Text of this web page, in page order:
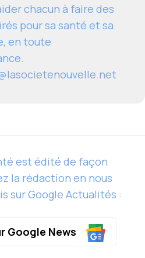
chacun à faire des
pour sa santé et sa
en toute
est édité de façon
la rédaction en nous
sur Google Actualités :
Google News